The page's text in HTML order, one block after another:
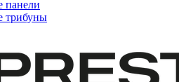
панели
трибуны